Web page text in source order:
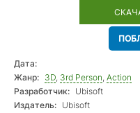
Дата:
Жанр: 3D, 3rd Person, Action
Разработчик: Ubisoft
Издатель: Ubisoft